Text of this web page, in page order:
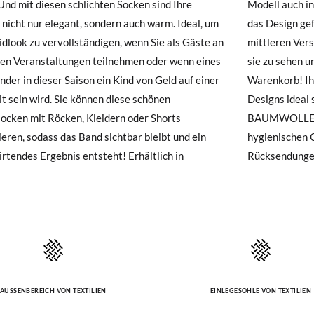
mit diesen schlichten Socken sind Ihre
nur elegant, sondern auch warm. Ideal, um
zu vervollständigen, wenn Sie als Gäste an
Veranstaltungen teilnehmen oder wenn eines
in dieser Saison ein Kind von Geld auf einer
sein wird. Sie können diese schönen
mit Röcken, Kleidern oder Shorts
sodass das Band sichtbar bleibt und ein
Ergebnis entsteht! Erhältlich in
in einem Turnanzug erhältlich, falls Ihnen
gefallen hat, Sie es aber lieber in einer
Version kaufen möchten. Klicken Sie hier, um
und legen Sie beide Modelle in Ihren
Ihre Kinder werden in einem dieser beiden
ideal sein! Zusammensetzung: 75%
22% POLYAMID 3% ELASTAN Aus
Gründen sind Änderungen oder
Schuhe ankommen und nicht ganz Ihren Vorstellungen
beantragen.
ein Kundenkonto haben, loggen Sie sich einfach ein, um den
Sie bitte unsereRuecksendungund geben Sie Ihre
ein. Ein Rücksendeetikett wird Ihnen dann automatisch an Ihr
Artikel umzutauschen, senden Sie bitte Ihr ursprüngliches Paar
einer Postfiliale zurück und geben Sie eine neue Bestellung für
2 4
12-24m 2-4A
83-94cm 95-106cm
AUSSENBEREICH VON TEXTILIEN EINLEGESOHLE VON TEXTILIEN